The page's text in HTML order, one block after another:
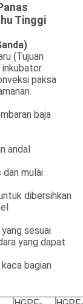
Tinggi
(Tujuan
inkubator
paksa
baja
andal
mulai
dibersihkan
sesuai
yang dapat
bagian